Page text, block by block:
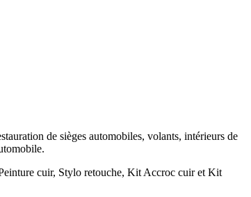
de sièges automobiles, volants, intérieurs de
cuir, Stylo retouche, Kit Accroc cuir et Kit